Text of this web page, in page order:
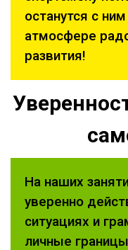
останутся с
атмосфере
развития!
На наших
уверенно
ситуациях и
личные